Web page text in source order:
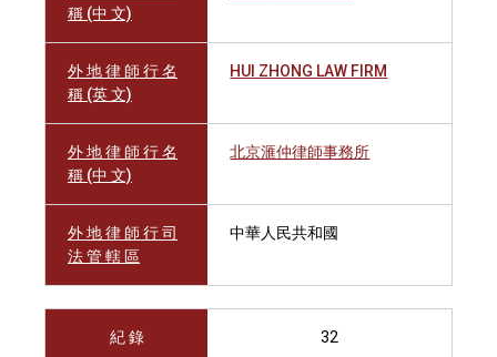
稱 (中 文)
外 地 律 師 行 名
稱 (英 文)
HUI ZHONG LAW FIRM
外 地 律 師 行 名
稱 (中 文)
北京滙仲律師事務所
外 地 律 師 行 司
法 管 轄 區
中華人民共和國
紀 錄 32